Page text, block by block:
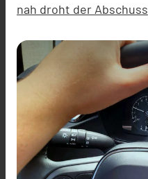
nah droht der Abschuss